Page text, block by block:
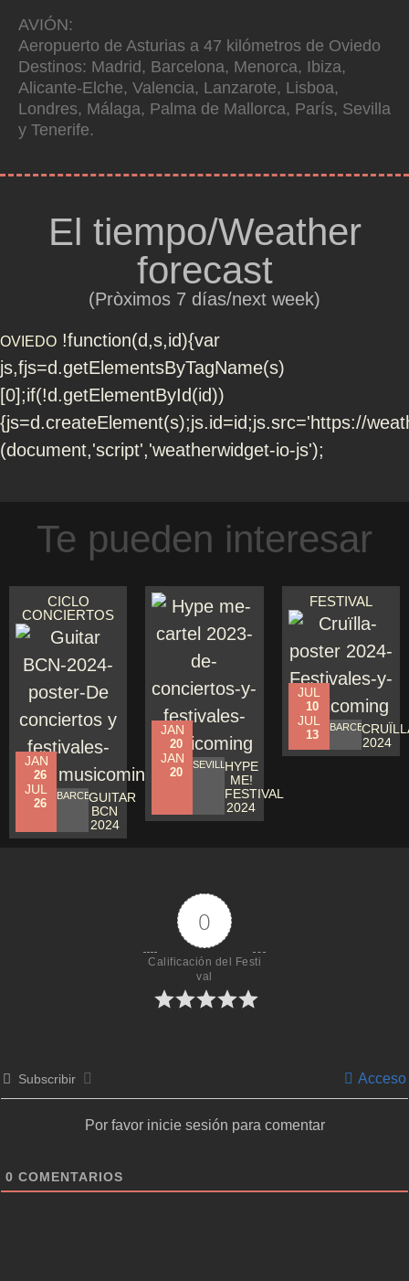
AVIÓN:
Aeropuerto de Asturias a 47 kilómetros de Oviedo
Destinos: Madrid, Barcelona, Menorca, Ibiza,
Alicante-Elche, Valencia, Lanzarote, Lisboa,
Londres, Málaga, Palma de Mallorca, París, Sevilla
y Tenerife.
El tiempo/Weather
forecast
(Pròximos 7 días/next week)
OVIEDO !function(d,s,id){var
js,fjs=d.getElementsByTagName(s)
[0];if(!d.getElementById(id))
{js=d.createElement(s);js.id=id;js.src='https://
(document,'script','weatherwidget-io-js');
Te pueden interesar
CICLO
CONCIERTOS
JAN
26
JUL
26
BARCELONA
GUITAR
BCN
2024
JAN
20
JAN
20
SEVILLAHYPE
ME!
FESTIVAL
2024
FESTIVAL
JUL
10
JUL
13
BARCELONA
2024
0
Calificación del Festi
val
Subscribir Acceso
Por favor inicie sesión para comentar
0 COMENTARIOS